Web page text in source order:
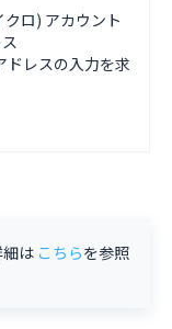
ロ) アカウント
ドレスの入力を求
は こちらを参照